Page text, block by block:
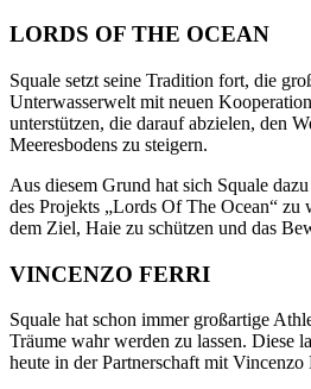
LORDS OF THE OCEAN
Squale setzt seine Tradition fort, die
Unterwasserwelt mit neuen
unterstützen, die darauf abzielen, den
Meeresbodens zu steigern.
Aus diesem Grund hat sich Squale
des Projekts „Lords Of The Ocean“ zu
dem Ziel, Haie zu schützen und das
VINCENZO FERRI
Squale hat schon immer großartige
Träume wahr werden zu lassen. Diese
heute in der Partnerschaft mit Vincenzo